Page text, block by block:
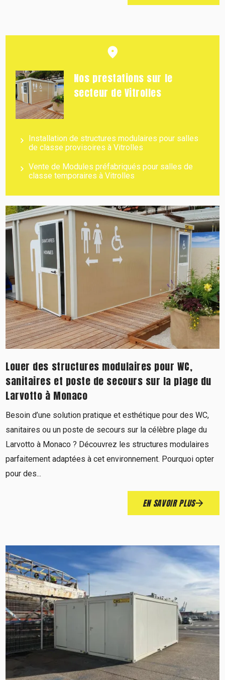
Nos prestations sur le
secteur de Vitrolles
Installation de structures modulaires pour salles
de classe provisoires à Vitrolles
Vente de Modules préfabriqués pour salles de
classe temporaires à Vitrolles
Louer des structures modulaires pour WC,
sanitaires et poste de secours sur la plage du
Larvotto à Monaco
Besoin d’une solution pratique et esthétique pour des WC,
sanitaires ou un poste de secours sur la célèbre plage du
Larvotto à Monaco ? Découvrez les structures modulaires
parfaitement adaptées à cet environnement. Pourquoi opter
pour des...
EN SAVOIR PLUS